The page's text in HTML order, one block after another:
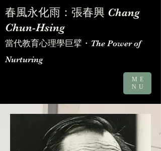
ME
NU
​春風永化雨：張春興 Chang
Chun-Hsing
當代教育心理學巨擘・The Power of
Nurturing